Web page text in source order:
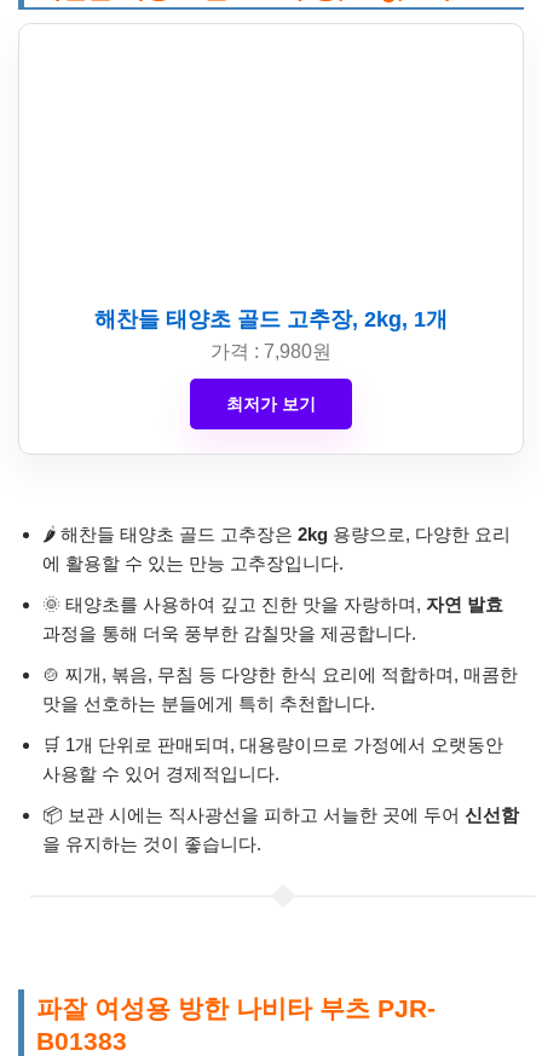
해찬들 태양초 골드 고추장, 2kg, 1개
가격 : 7,980원
최저가 보기
🌶️ 해찬들 태양초 골드 고추장은 2kg 용량으로, 다양한 요리
에 활용할 수 있는 만능 고추장입니다.
🌞 태양초를 사용하여 깊고 진한 맛을 자랑하며, 자연 발효
과정을 통해 더욱 풍부한 감칠맛을 제공합니다.
🍲 찌개, 볶음, 무침 등 다양한 한식 요리에 적합하며, 매콤한
맛을 선호하는 분들에게 특히 추천합니다.
🛒 1개 단위로 판매되며, 대용량이므로 가정에서 오랫동안
사용할 수 있어 경제적입니다.
📦 보관 시에는 직사광선을 피하고 서늘한 곳에 두어 신선함
을 유지하는 것이 좋습니다.
파잘 여성용 방한 나비타 부츠 PJR-
B01383